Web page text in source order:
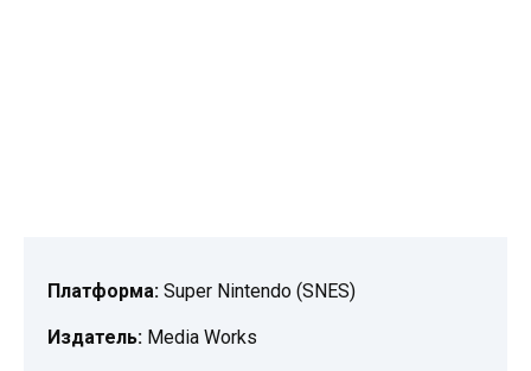
Платформа: Super Nintendo (SNES)
Издатель: Media Works